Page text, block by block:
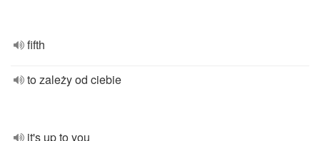
fifth
to zależy od ciebie
it's up to you